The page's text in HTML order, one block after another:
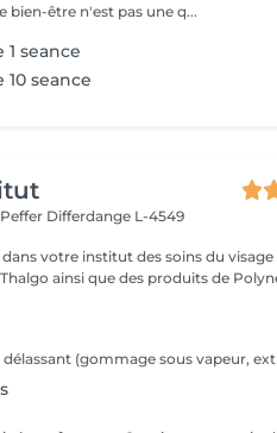
Le bien-être n'est pas une q...
seance
seance
Differdange L-4549
votre institut des soins du visage
ainsi que des produits de